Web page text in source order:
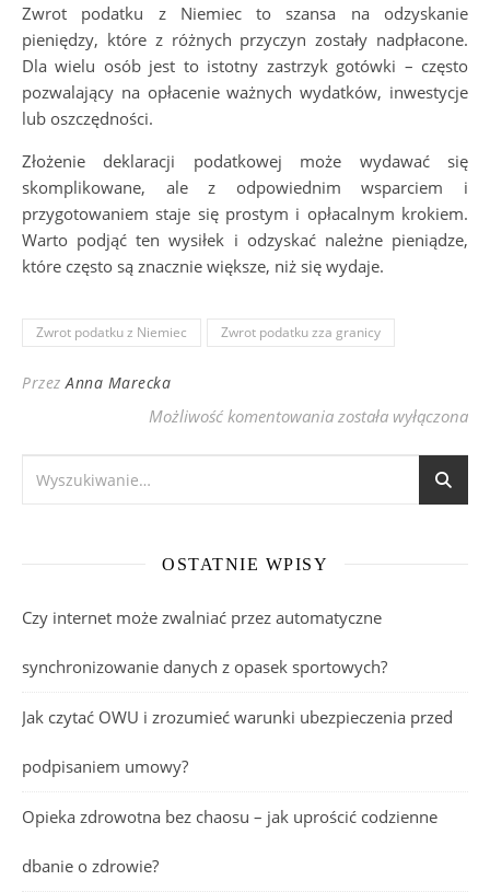
Zwrot podatku z Niemiec to szansa na odzyskanie
pieniędzy, które z różnych przyczyn zostały nadpłacone.
Dla wielu osób jest to istotny zastrzyk gotówki – często
pozwalający na opłacenie ważnych wydatków, inwestycje
lub oszczędności.
Złożenie deklaracji podatkowej może wydawać się
skomplikowane, ale z odpowiednim wsparciem i
przygotowaniem staje się prostym i opłacalnym krokiem.
Warto podjąć ten wysiłek i odzyskać należne pieniądze,
które często są znacznie większe, niż się wydaje.
Zwrot podatku z Niemiec Zwrot podatku zza granicy
PrzezAnna Marecka
Możliwość komentowania Zwrot podatku z
została wyłączona
OSTATNIE WPISY
Czy internet może zwalniać przez automatyczne
synchronizowanie danych z opasek sportowych?
Jak czytać OWU i zrozumieć warunki ubezpieczenia przed
podpisaniem umowy?
Opieka zdrowotna bez chaosu – jak uprościć codzienne
dbanie o zdrowie?